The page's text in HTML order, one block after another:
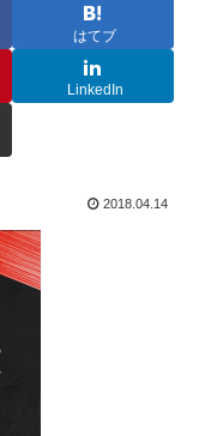
はてブ
LinkedIn
2018.04.14